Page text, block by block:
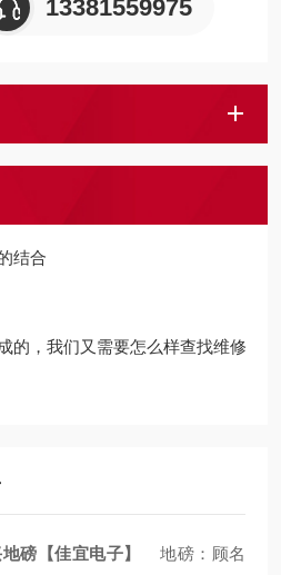
13381559975
结合
的，我们又需要怎么样查找维修
磅【佳宜电子】
地磅：顾名